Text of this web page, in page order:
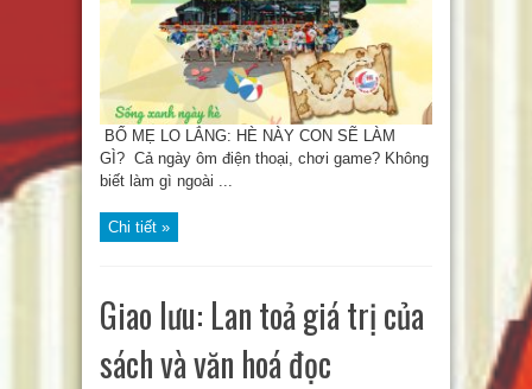
BỐ MẸ LO LẮNG: HÈ NÀY CON SẼ LÀM
GÌ? Cả ngày ôm điện thoại, chơi game? Không
biết làm gì ngoài ...
Chi tiết »
Giao lưu: Lan toả giá trị của
sách và văn hoá đọc